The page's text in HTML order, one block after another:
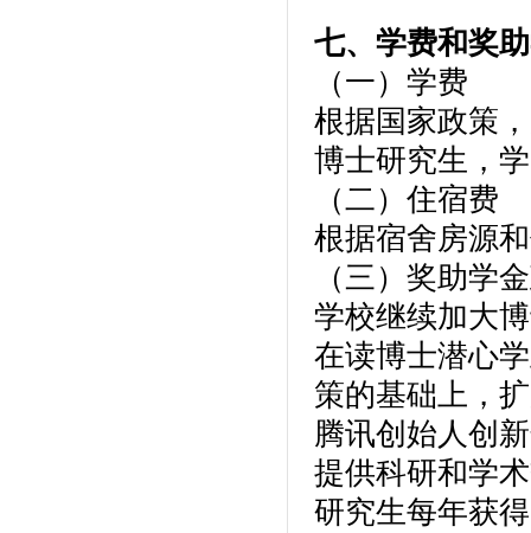
七、学费和奖
（一）学费
根据国家政策
博士研究生，
（二）住宿费
根据宿舍房源
（三）奖助学
学校继续加大
在读博士潜心
策的基础上，
腾讯创始人创
提供科研和学
研究生每年获